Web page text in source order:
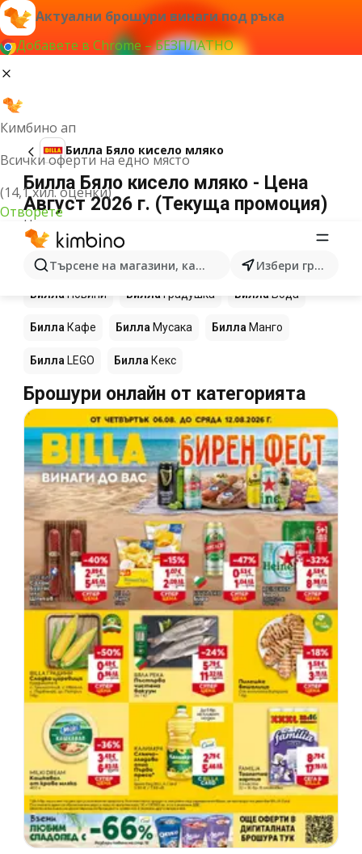
Актуални брошури винаги под ръка
Добавете в Chrome – БЕЗПЛАТНО
Кимбино ап
Всички оферти на едно място
(14,1 хил. оценки)
Отворете
Търсене на магазини, категории, продукти...Избери град
Билла Бяло кисело мляко
Билла Бяло кисело мляко - Цена
Август 2026 г. (Текуща промоция)
Не можахме да намерим резултати за този
термин.
Още продукти в магазините Билла
БиллаНовини БиллаГрадушка БиллаВода
Билла Кафе Билла Мусака Билла Манго
Билла LEGO Билла Кекс
Брошури онлайн от категорията